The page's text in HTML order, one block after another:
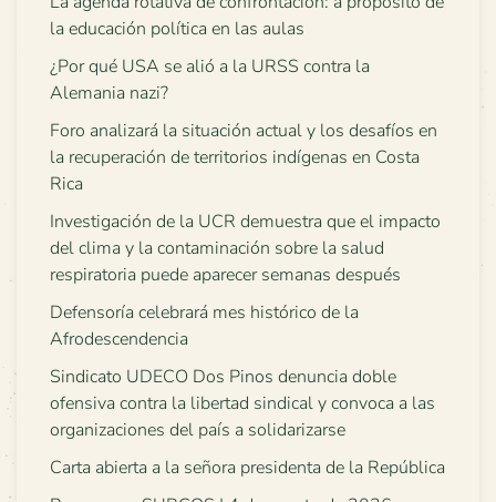
la educación política en las aulas
¿Por qué USA se alió a la URSS contra la
Alemania nazi?
Foro analizará la situación actual y los desafíos en
la recuperación de territorios indígenas en Costa
Rica
Investigación de la UCR demuestra que el impacto
del clima y la contaminación sobre la salud
respiratoria puede aparecer semanas después
Defensoría celebrará mes histórico de la
Afrodescendencia
Sindicato UDECO Dos Pinos denuncia doble
ofensiva contra la libertad sindical y convoca a las
organizaciones del país a solidarizarse
Carta abierta a la señora presidenta de la República